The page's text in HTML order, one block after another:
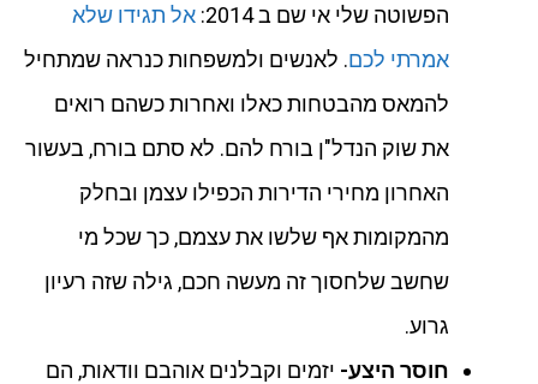
הפשוטה שלי אי שם ב 2014:
אל תגידו שלא
אמרתי לכם. לאנשים ולמשפחות כנראה שמתחיל
להמאס מהבטחות כאלו ואחרות כשהם רואים
את שוק הנדל"ן בורח להם. לא סתם בורח, בעשור
האחרון מחירי הדירות הכפילו עצמן ובחלק
מהמקומות אף שלשו את עצמם, כך שכל מי
שחשב שלחסוך זה מעשה חכם, גילה שזה רעיון
גרוע.
חוסר היצע- יזמים וקבלנים אוהבם וודאות, הם